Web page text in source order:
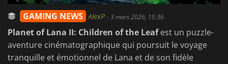
GAMING NEWS AlexP -3 mars 2026, 15:36
Planet of Lana II: Children of the Leafest un puzzle-
aventure cinématographique qui poursuit le voyage
tranquille et émotionnel de Lana et de son fidèle